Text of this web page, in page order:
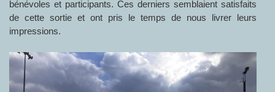
bénévoles et participants. Ces derniers semblaient satisfaits
de cette sortie et ont pris le temps de nous livrer leurs
impressions.